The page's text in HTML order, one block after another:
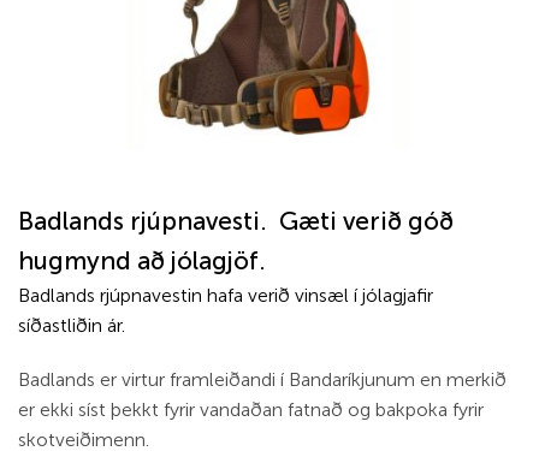
Badlands rjúpnavesti. Gæti verið góð
hugmynd að jólagjöf.
Badlands rjúpnavestin hafa verið vinsæl í jólagjafir
síðastliðin ár.
Badlands er virtur framleiðandi í Bandaríkjunum en merkið
er ekki síst þekkt fyrir vandaðan fatnað og bakpoka fyrir
skotveiðimenn.